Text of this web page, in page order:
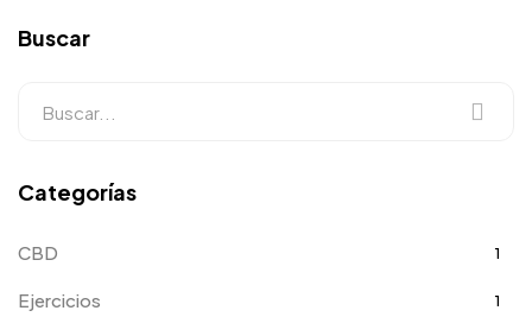
Buscar
Categorías
CBD 1
Ejercicios 1